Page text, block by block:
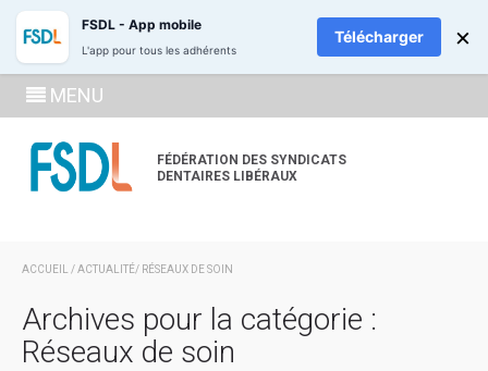
FÉDÉRATION DES SYNDICATS
DENTAIRES LIBÉRAUX
ADHÉREZ
MENU
ACCUEIL /ACTUALITÉ/ RÉSEAUX DE SOIN
Archives pour la catégorie :
Réseaux de soin
FSDL - App mobile
L'app pour tous les adhérents
Télécharger ×